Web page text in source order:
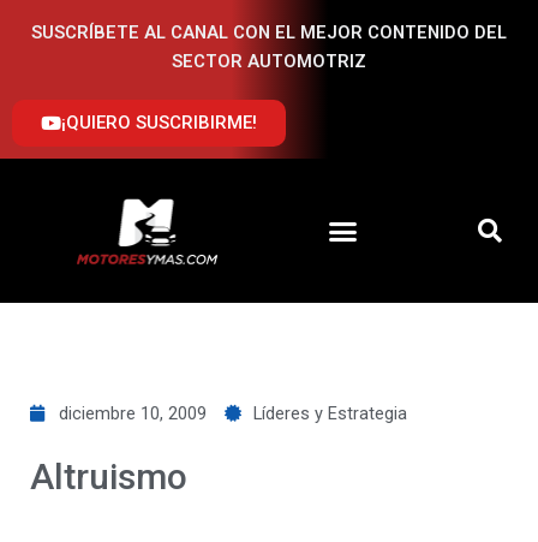
SUSCRÍBETE AL CANAL CON EL MEJOR CONTENIDO DEL
SECTOR AUTOMOTRIZ
¡QUIERO SUSCRIBIRME!
diciembre 10, 2009 Líderes y Estrategia
Altruismo